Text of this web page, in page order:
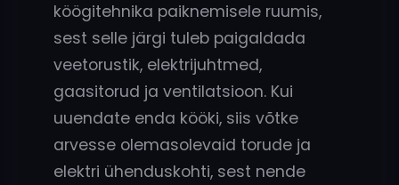
köögitehnika paiknemisele ruumis,
sest selle järgi tuleb paigaldada
veetorustik, elektrijuhtmed,
gaasitorud ja ventilatsioon. Kui
uuendate enda kööki, siis võtke
arvesse olemasolevaid torude ja
elektri ühenduskohti, sest nende